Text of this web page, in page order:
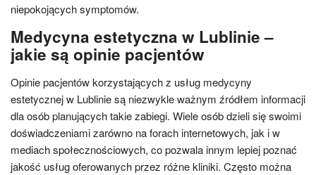
niepokojących symptomów.
Medycyna estetyczna w Lublinie –
jakie są opinie pacjentów
Opinie pacjentów korzystających z usług medycyny
estetycznej w Lublinie są niezwykle ważnym źródłem informacji
dla osób planujących takie zabiegi. Wiele osób dzieli się swoimi
doświadczeniami zarówno na forach internetowych, jak i w
mediach społecznościowych, co pozwala innym lepiej poznać
jakość usług oferowanych przez różne kliniki. Często można